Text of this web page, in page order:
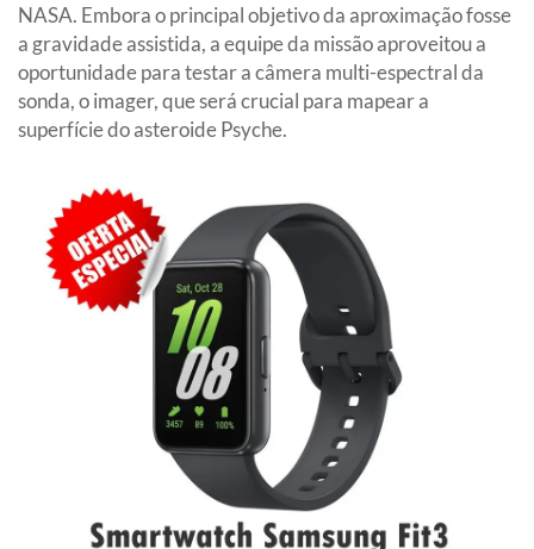
NASA. Embora o principal objetivo da aproximação fosse
a gravidade assistida, a equipe da missão aproveitou a
oportunidade para testar a câmera multi-espectral da
sonda, o imager, que será crucial para mapear a
superfície do asteroide Psyche.